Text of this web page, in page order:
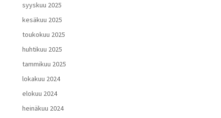
syyskuu 2025
kesäkuu 2025
toukokuu 2025
huhtikuu 2025
tammikuu 2025
lokakuu 2024
elokuu 2024
heinäkuu 2024